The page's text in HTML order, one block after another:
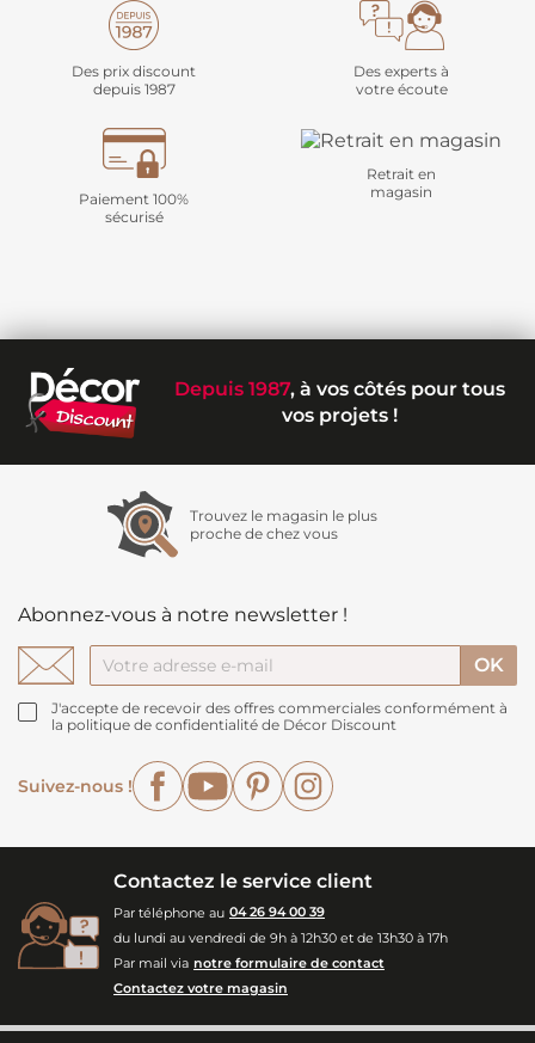
Des prix discount
depuis 1987
Des experts à
votre écoute
Paiement 100%
sécurisé
Retrait en
magasin
Depuis 1987, à vos côtés pour tous
vos projets !
Trouvez le magasin le plus
proche de chez vous
Abonnez-vous à notre newsletter !
J'accepte de recevoir des offres commerciales conformément à
la politique de confidentialité de Décor Discount
Suivez-nous !
FacebookYouTubePinterest
Contactez le service client
Par téléphone au 04 26 94 00 39
du lundi au vendredi de 9h à 12h30 et de 13h30 à 17h
Par mail via notre formulaire de contact
Contactez votre magasin